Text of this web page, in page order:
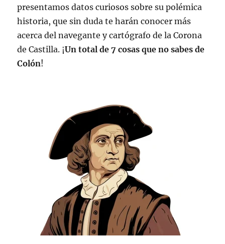
Dos
Mundos
presentamos datos curiosos sobre su polémica
historia, que sin duda te harán conocer más
acerca del navegante y cartógrafo de la Corona
de Castilla. ¡Un total de 7 cosas que no sabes de
Colón!